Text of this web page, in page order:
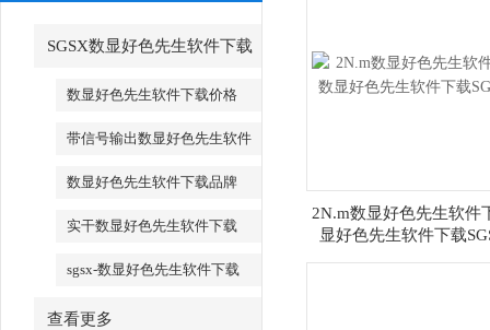
SGSX数显好色先生软件下载
_SGSX数显好色先生软件下载
数显好色先生软件下载价格
带信号输出数显好色先生软件
下载
数显好色先生软件下载品牌
实干数显好色先生软件下载
sgsx-数显好色先生软件下载
查看更多
2N.m数显好色先生软件
显好色先生软件下载